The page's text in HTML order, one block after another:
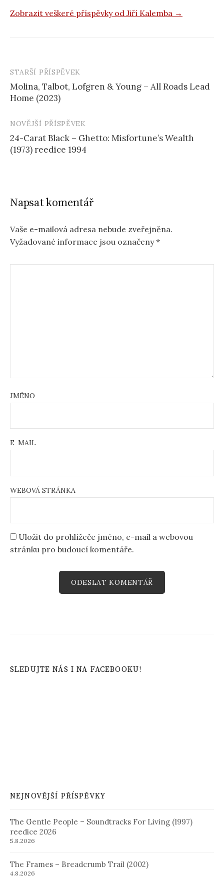
Zobrazit veškeré příspěvky od Jiří Kalemba →
Navigace
příspěvku
STARŠÍ PŘÍSPĚVEK
Molina, Talbot, Lofgren & Young – All Roads Lead
Home (2023)
NOVĚJŠÍ PŘÍSPĚVEK
24-Carat Black – Ghetto: Misfortune’s Wealth
(1973) reedice 1994
Napsat komentář
Vaše e-mailová adresa nebude zveřejněna.
Vyžadované informace jsou označeny*
JMÉNO
E-MAIL
WEBOVÁ STRÁNKA
Uložit do prohlížeče jméno, e-mail a webovou
stránku pro budoucí komentáře.
SLEDUJTE NÁS I NA FACEBOOKU!
NEJNOVĚJŠÍ PŘÍSPĚVKY
The Gentle People – Soundtracks For Living (1997)
reedice 2026
5.8.2026
The Frames – Breadcrumb Trail (2002)
4.8.2026